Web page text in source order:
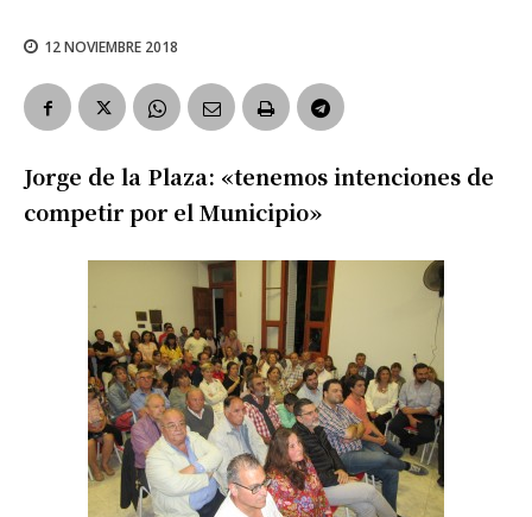
12 NOVIEMBRE 2018
Jorge de la Plaza: «tenemos intenciones de
competir por el Municipio»